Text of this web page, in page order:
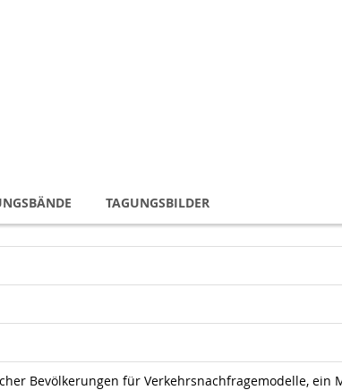
TAGUNGSBILDER
Bevölkerungen für Verkehrsnachfragemodelle, ein